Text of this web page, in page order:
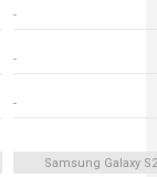
-
-
-
Samsung Galaxy